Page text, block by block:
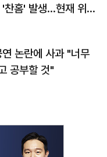
'찬홈' 발생…현재 위
논란에 사과 "너무
공부할 것"